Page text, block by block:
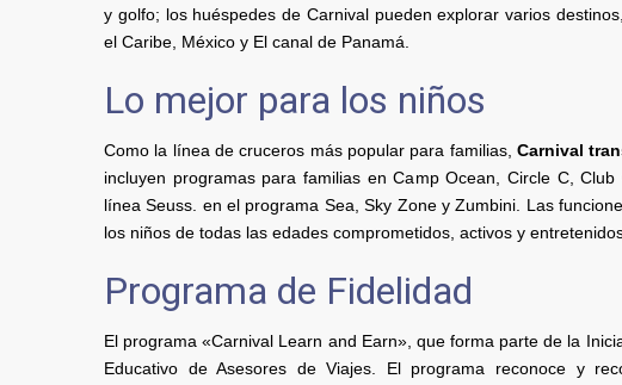
y golfo; los huéspedes de Carnival pueden explorar varios
el Caribe, México y El canal de Panamá.
Lo mejor para los niños
Como la línea de cruceros más popular para familias, Carnival
incluyen programas para familias en Camp Ocean, Circle C,
línea Seuss. en el programa Sea, Sky Zone y Zumbini. Las
los niños de todas las edades comprometidos, activos y
Programa de Fidelidad
El programa «Carnival Learn and Earn», que forma parte de la
Educativo de Asesores de Viajes. El programa reconoce y